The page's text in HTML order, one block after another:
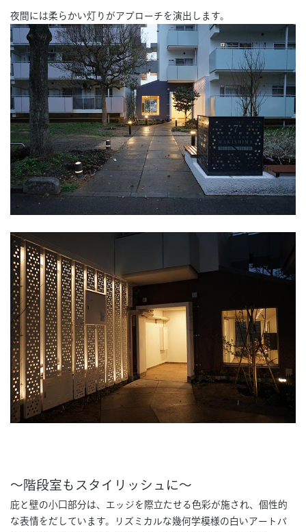
夜間には柔らかい灯りがアプローチを演出します。
～階段室もスタイリッシュに～
庇と壁の小口部分は、エッジを際立たせる色彩が施され、個性的
な表情をだしています。リズミカルな幾何学模様の白いアートパ